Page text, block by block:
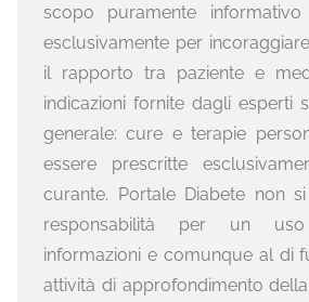
scopo puramente
esclusivamente per
il rapporto tra paziente e
indicazioni fornite dagli esperti
generale: cure e terapie
essere prescritte
curante. Portale Diabete non
responsabilità per un
informazioni e comunque al di
attività di approfondimento